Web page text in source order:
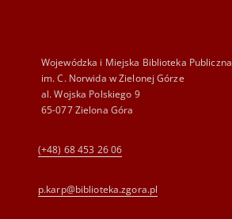
Wojewódzka i Miejska Biblioteka Publiczna
im. C. Norwida w Zielonej Górze
al. Wojska Polskiego 9
65-077 Zielona Góra
(+48) 68 453 26 06
p.karp@biblioteka.zgora.pl